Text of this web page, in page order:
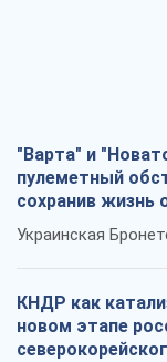
"Варта" и
пулеметный
сохранив жизнь
Украинская
КНДР как
новом этапе